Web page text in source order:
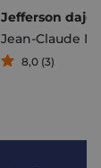
8,0 (3)